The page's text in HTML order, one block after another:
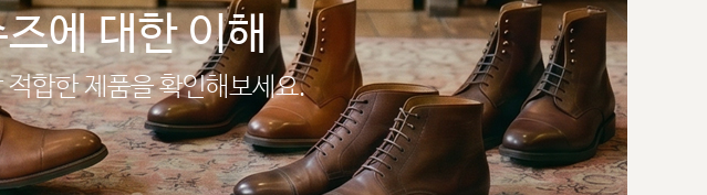
에 대한 이해
합한 제품을 확인해보세요.